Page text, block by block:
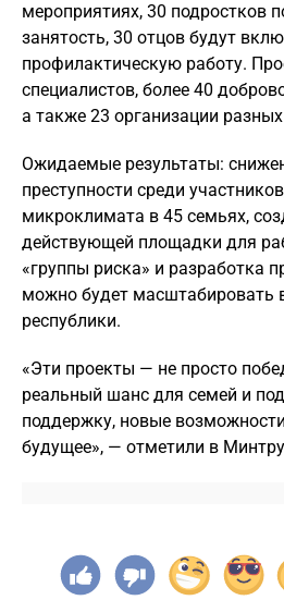
мероприятиях, 30 подростков
занятость, 30 отцов будут
профилактическую работу.
специалистов, более 40
а также 23 организации
Ожидаемые результаты:
преступности среди
микроклимата в 45 семьях,
действующей площадки для
«группы риска» и разработка
можно будет масштабировать
республики.
«Эти проекты — не просто
реальный шанс для семей и
поддержку, новые
будущее», — отметили в